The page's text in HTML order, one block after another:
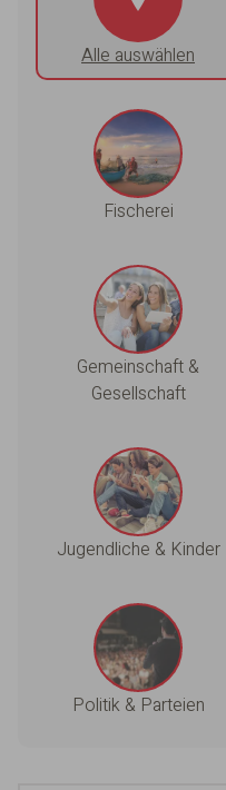
Alle auswählen
Fischerei
Gemeinschaft &
Gesellschaft
Jugendliche & Kinder
Politik & Parteien